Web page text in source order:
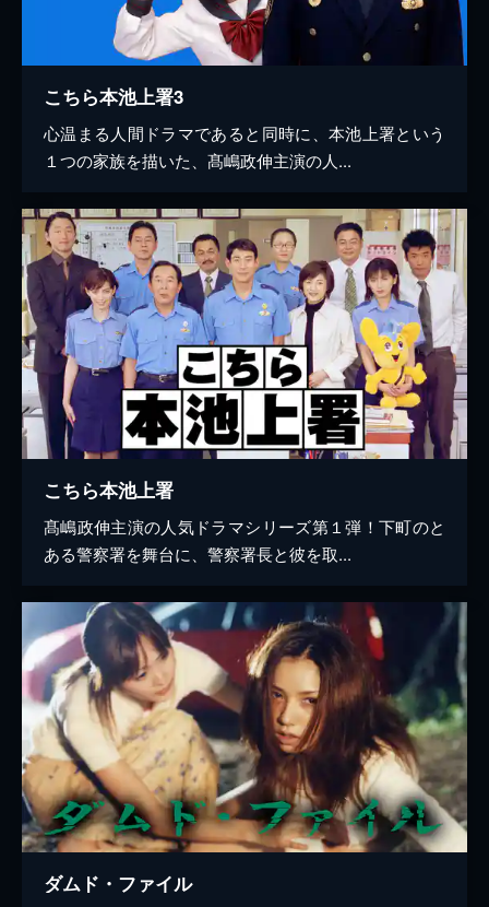
こちら本池上署3
心温まる人間ドラマであると同時に、本池上署という
１つの家族を描いた、髙嶋政伸主演の人...
こちら本池上署
髙嶋政伸主演の人気ドラマシリーズ第１弾！下町のと
ある警察署を舞台に、警察署長と彼を取...
ダムド・ファイル